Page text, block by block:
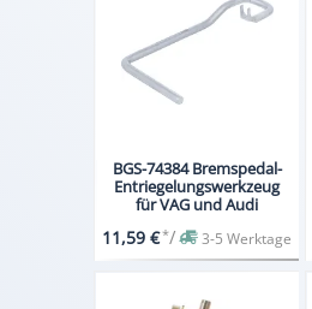
BGS-74384 Bremspedal-
Entriegelungswerkzeug
für VAG und Audi
11,59 €*/ 3-5 Werktage